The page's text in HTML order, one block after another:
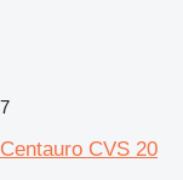
7
Centauro CVS 20